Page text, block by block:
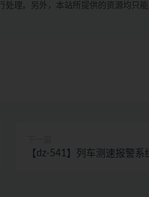
理。另外，本站所提供的资源均只
【dz-541】列车测速报警系